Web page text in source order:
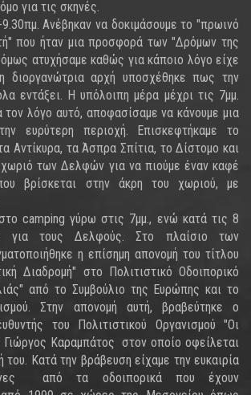
για τις σκηνές.
Ανέβηκαν να δοκιμάσουμε το "πρωινό
που ήταν μια προσφορά των "Δρόμων της
ατυχήσαμε καθώς για κάποιο λόγο είχε
διοργανώτρια αρχή υποσχέθηκε πως την
εντάξει. Η υπόλοιπη μέρα μέχρι τις 7μμ.
τον λόγο αυτό, αποφασίσαμε να κάνουμε μια
ευρύτερη περιοχή. Επισκεφτήκαμε το
Αντίκυρα, τα Άσπρα Σπίτια, το Δίστομο και
των Δελφών για να πιούμε έναν καφέ
βρίσκεται στην άκρη του χωριού, με
camping γύρω στις 7μμ., ενώ κατά τις 8
για τους Δελφούς. Στο πλαίσιο των
η επίσημη απονομή του τίτλου
Διαδρομή" στο Πολιτιστικό Οδοιπορικό
από το Συμβούλιο της Ευρώπης και το
Στην απονομή αυτή, βραβεύτηκε ο
του Πολιτιστικού Οργανισμού "Οι
Γιώργος Καραμπάτος στον οποίο οφείλεται
του. Κατά την βράβευση είχαμε την ευκαιρία
από τα οδοιπορικά που έχουν